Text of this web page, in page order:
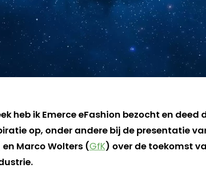
heb ik Emerce eFashion bezocht en deed
op, onder andere bij de presentatie
en Marco Wolters (GfK) over de toekomst